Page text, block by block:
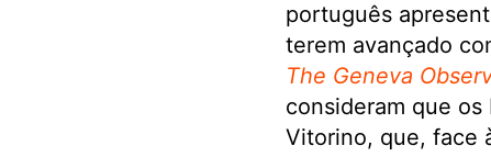
português
terem avançado
The Geneva
consideram que os
Vitorino, que, face